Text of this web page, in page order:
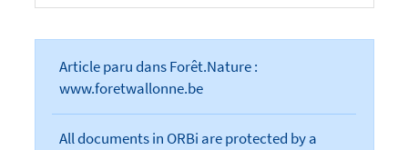
Article paru dans Forêt.Nature :
www.foretwallonne.be
All documents in ORBi are protected by a